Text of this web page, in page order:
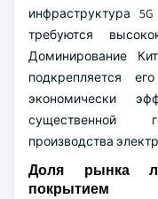
инфраструктура
требуются
Доминирование
подкрепляется
экономически
существенной
производства
Доля рынка
покрытием